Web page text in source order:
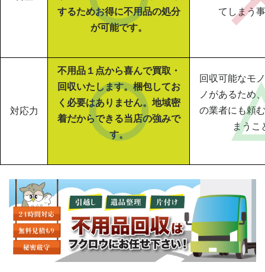
するためお得に不用品の処分
が可能です。
てしまう
対応力
不用品１点から喜んで買取・
回収いたします。梱包してお
く必要はありません。地域密
着だからできる当店の強みで
す。
回収可能なモ
ノがあるため
の業者にも頼
まうこ